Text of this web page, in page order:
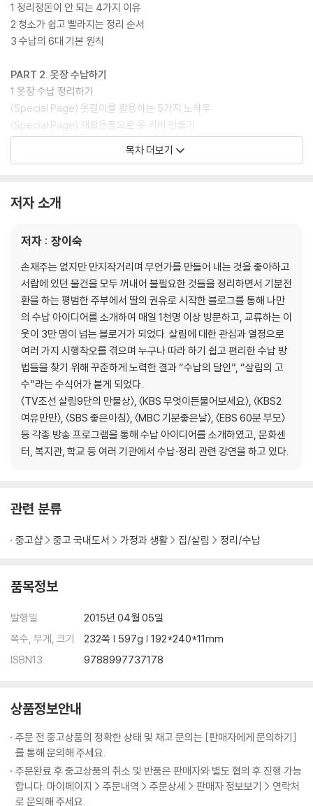
1 정리정돈이 안 되는 4가지 이유
2 청소가 쉽고 빨라지는 정리 순서
3 수납의 6대 기본 원칙
PART 2. 옷장 수납하기
1 옷장 수납 정리하기
〈Special Page〉 옷걸이를 활용하는 5가지 노하우
〈Special Page〉 재활용품으로 옷 커버 만들기
〈Special Page〉 옷 정리에 유용한 가로 수납과 세로 수납
스타킹 | 팬티 스타킹 | 브래지어 | 겨울 패딩
넥타이 | 가방 | 스카프 | 귀걸이 | 목걸이
머리 방울 | 반지 | 허리 벨트 | 그 밖의 액세서리
4 이불장에 이불 정리하기
이불 접기 | 방향을 바꿔 이불 넣기
PART 3. 주부의 자존심 부엌이야기
1 부엌 수납의 노하우
2 싱크대 수납하기
〈Know?how〉 가스레인지와 개수대 청소하기
3 냉장고 수납하기
〈Know?how〉 냉장실 싱싱 채소 및 식품 보관법
납작 용기와 비닐팩 100배 활용법
세균이 없는 에코 냉장고 만들기
〈Special Page〉 숨은 공간까지 찾아 쓰는 알뜰한 재활용 수납 도구 만들
PART 4. 아이 방, 거실, 욕실의 수납 정리 노하우
〈Know?how〉 책꽂이에 있는 책의 위치 바꾸기
원하는 길이로 조절할 수 있는 ‘수납 칸막이’ 만들기
2 현관·거실·욕실 수납 정리하기
〈Know?how〉 약에 관련된 살림 노하우
3 다용도실과 베란다 수납 정리하기
〈Know?how〉 지구를 지키는 에코 청소용품들
목차 더보기
저자 소개
저자 : 장이숙
손재주는 없지만 만지작거리며 무언가를 만들어 내는 것을 좋아하고
서랍에 있던 물건을 모두 꺼내어 불필요한 것들을 정리하면서 기분전
환을 하는 평범한 주부에서 딸의 권유로 시작한 블로그를 통해 나만
의 수납 아이디어를 소개하여 매일 1천명 이상 방문하고, 교류하는 이
웃이 3만 명이 넘는 블로거가 되었다. 살림에 대한 관심과 열정으로
여러 가지 시행착오를 겪으며 누구나 따라 하기 쉽고 편리한 수납 방
법들을 찾기 위해 꾸준하게 노력한 결과 “수납의 달인”, “살림의 고
수”라는 수식어가 붙게 되었다.
〈TV조선 살림9단의 만물상〉, 〈KBS 무엇이든물어보세요〉, 〈KBS2
여유만만〉, 〈SBS 좋은아침〉, 〈MBC 기분좋은날〉, 〈EBS 60분 부모〉
등 각종 방송 프로그램을 통해 수납 아이디어를 소개하였고, 문화센
터, 복지관, 학교 등 여러 기관에서 수납·정리 관련 강연을 하고 있다.
관련 분류
중고샵 중고 국내도서 가정과 생활 집/살림 정리/수납
품목정보
발행일
2015년 04월 05일
쪽수, 무게, 크기
232쪽 | 597g | 192*240*11mm
ISBN13
9788997737178
상품정보안내
주문 전 중고상품의 정확한 상태 및 재고 문의는 [판매자에게 문의하기]
를 통해 문의해 주세요.
주문완료 후 중고상품의 취소 및 반품은 판매자와 별도 협의 후 진행 가능
합니다. 마이페이지 > 주문내역 > 주문상세 > 판매자 정보보기 > 연락처
로 문의해 주세요.